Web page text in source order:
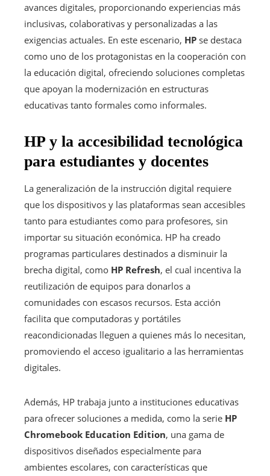
avances digitales, proporcionando experiencias más
inclusivas, colaborativas y personalizadas a las
exigencias actuales. En este escenario, HP se destaca
como uno de los protagonistas en la cooperación con
la educación digital, ofreciendo soluciones completas
que apoyan la modernización en estructuras
educativas tanto formales como informales.
HP y la accesibilidad tecnológica
para estudiantes y docentes
La generalización de la instrucción digital requiere
que los dispositivos y las plataformas sean accesibles
tanto para estudiantes como para profesores, sin
importar su situación económica. HP ha creado
programas particulares destinados a disminuir la
brecha digital, como HP Refresh, el cual incentiva la
reutilización de equipos para donarlos a
comunidades con escasos recursos. Esta acción
facilita que computadoras y portátiles
reacondicionadas lleguen a quienes más lo necesitan,
promoviendo el acceso igualitario a las herramientas
digitales.
Además, HP trabaja junto a instituciones educativas
para ofrecer soluciones a medida, como la serie HP
Chromebook Education Edition, una gama de
dispositivos diseñados especialmente para
ambientes escolares, con características que